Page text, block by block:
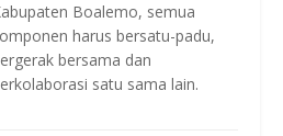
Boalemo, semua
harus bersatu-padu,
bersama dan
satu sama lain.